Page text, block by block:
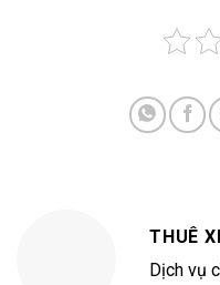
THUÊ
Dịch vụ